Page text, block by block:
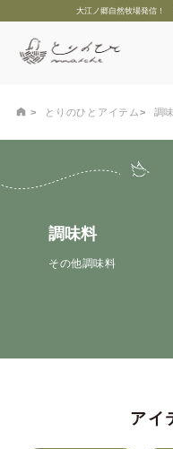
大江ノ郷自然牧場発信！
とりのひとアイテム 調
調味料
その他調味料
アイ